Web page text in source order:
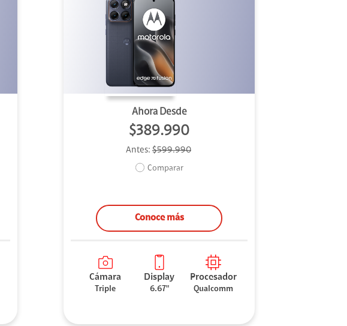
Ahora Desde
$389.990
Antes: $599.990
Comparar
Conoce más
Cámara
Triple
Display
6.67"
Procesador
Qualcomm